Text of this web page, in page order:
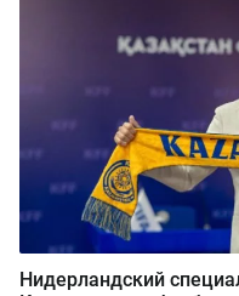
Нидерландский